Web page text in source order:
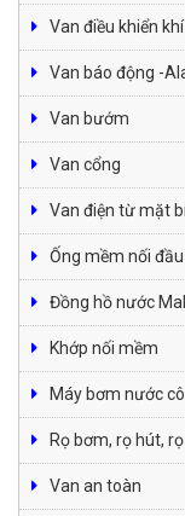
Van điều khiển
Van báo động -
Van bướm
Van cổng
Van điện từ mặt
Ống mềm nối đầu
Đồng hồ nước
Khớp nối mềm
Máy bơm nước
Rọ bơm, rọ hút,
Van an toàn